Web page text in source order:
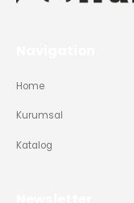
Home
Kurumsal
Katalog